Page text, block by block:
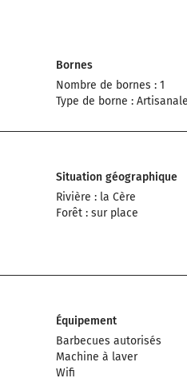
Bornes
Nombre de bornes : 1
Type de borne : Artisanale
Situation géographique
Rivière : la Cère
Forêt : sur place
Équipement
Barbecues autorisés
Machine à laver
Wifi